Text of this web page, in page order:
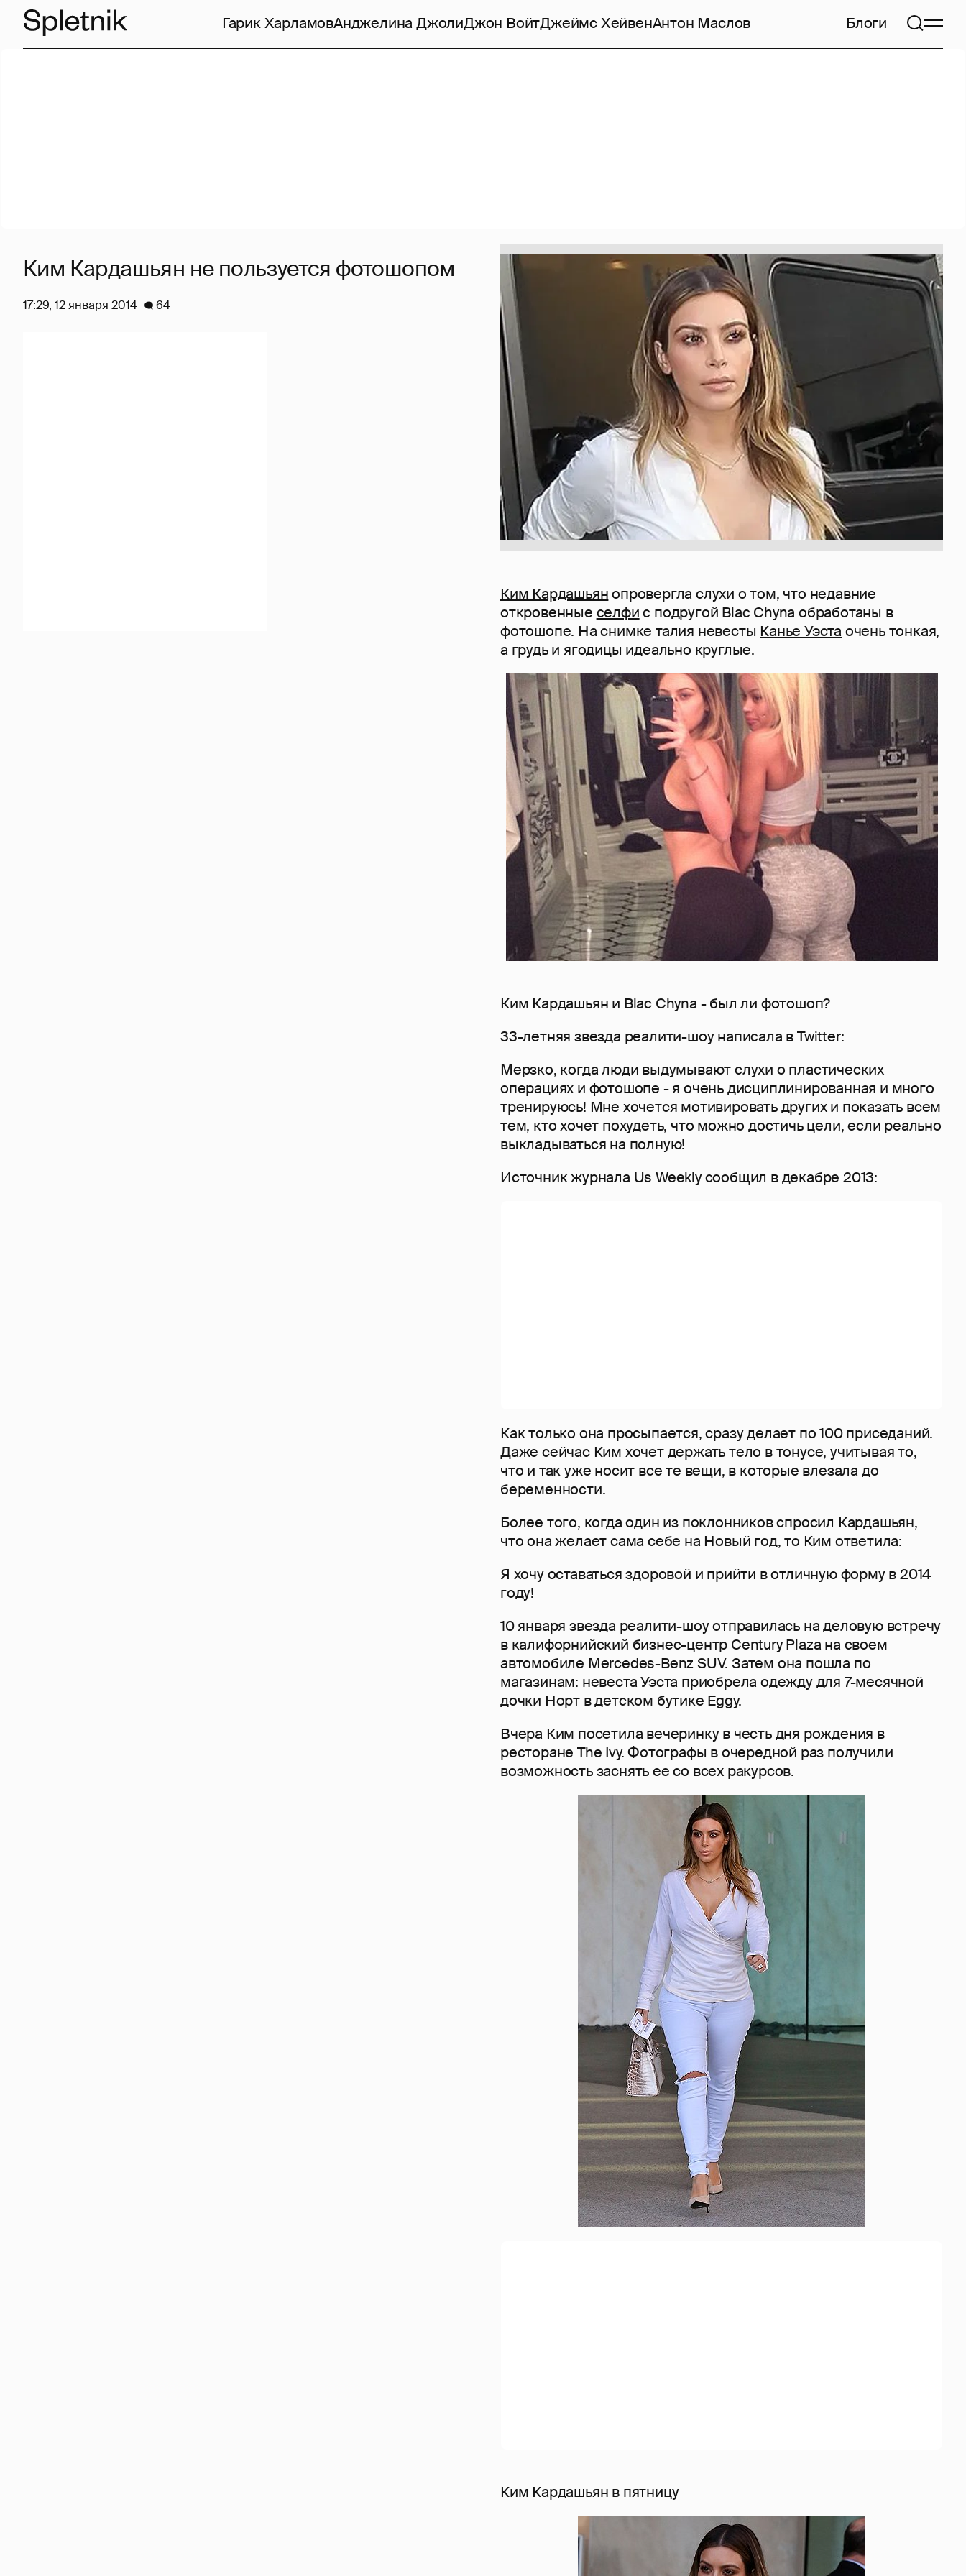
Гарик ХарламовАнджелина ДжолиДжон ВойтДжеймс ХейвенАнтон Маслов Блоги
Ким Кардашьянопровергла слухи о том, что недавние
откровенные селфис подругой Blac Chyna обработаны в
фотошопе. На снимке талия невесты Канье Уэста очень тонкая,
а грудь и ягодицы идеально круглые.
Ким Кардашьян и Blac Chyna - был ли фотошоп?
33-летняя звезда реалити-шоу написала в Twitter:
Мерзко, когда люди выдумывают слухи о пластических
операциях и фотошопе - я очень дисциплинированная и много
тренируюсь! Мне хочется мотивировать других и показать всем
тем, кто хочет похудеть, что можно достичь цели, если реально
выкладываться на полную!
Источник журнала Us Weekly сообщил в декабре 2013:
Как только она просыпается, сразу делает по 100 приседаний.
Даже сейчас Ким хочет держать тело в тонусе, учитывая то,
что и так уже носит все те вещи, в которые влезала до
беременности.
Более того, когда один из поклонников спросил Кардашьян,
что она желает сама себе на Новый год, то Ким ответила:
Я хочу оставаться здоровой и прийти в отличную форму в 2014
году!
10 января звезда реалити-шоу отправилась на деловую встречу
в калифорнийский бизнес-центр Century Plaza на своем
автомобиле Mercedes-Benz SUV. Затем она пошла по
магазинам: невеста Уэста приобрела одежду для 7-месячной
дочки Норт в детском бутике Eggy.
Вчера Ким посетила вечеринку в честь дня рождения в
ресторане The Ivy. Фотографы в очередной раз получили
возможность заснять ее со всех ракурсов.
Ким Кардашьян в пятницу
Ким Кардашьян не пользуется фотошопом
17:29, 12 января 2014 64